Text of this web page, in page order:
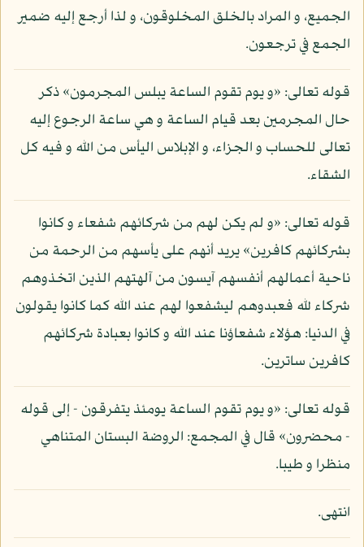
الجميع، و المراد بالخلق المخلوقون، و لذا أرجع إليه ضمير
الجمع في ترجعون.
قوله تعالى: «و يوم تقوم الساعة يبلس المجرمون» ذكر
حال المجرمين بعد قيام الساعة و هي ساعة الرجوع إليه
تعالى للحساب و الجزاء، و الإبلاس اليأس من الله و فيه كل
الشقاء.
قوله تعالى: «و لم يكن لهم من شركائهم شفعاء و كانوا
بشركائهم كافرين» يريد أنهم على يأسهم من الرحمة من
ناحية أعمالهم أنفسهم آيسون من آلهتهم الذين اتخذوهم
شركاء لله فعبدوهم ليشفعوا لهم عند الله كما كانوا يقولون
في الدنيا: هؤلاء شفعاؤنا عند الله و كانوا بعبادة شركائهم
كافرين ساترين.
قوله تعالى: «و يوم تقوم الساعة يومئذ يتفرقون - إلى قوله
- محضرون» قال في المجمع: الروضة البستان المتناهي
منظرا و طيبا.
انتهى.